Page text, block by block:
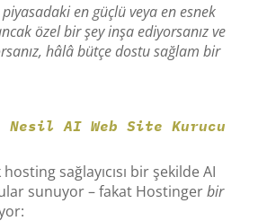
piyasadaki en güçlü veya en esnek
özel bir şey inşa ediyorsanız ve
hâlâ bütçe dostu sağlam bir
Nesil AI Web Site Kurucu
sağlayıcısı bir şekilde AI
sunuyor – fakat Hostingerbir